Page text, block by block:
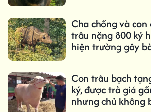
Cha chồng và con
trâu nặng 800 ký
hiện trường gây
Con trâu bạch
ký, được trả giá
nhưng chủ không